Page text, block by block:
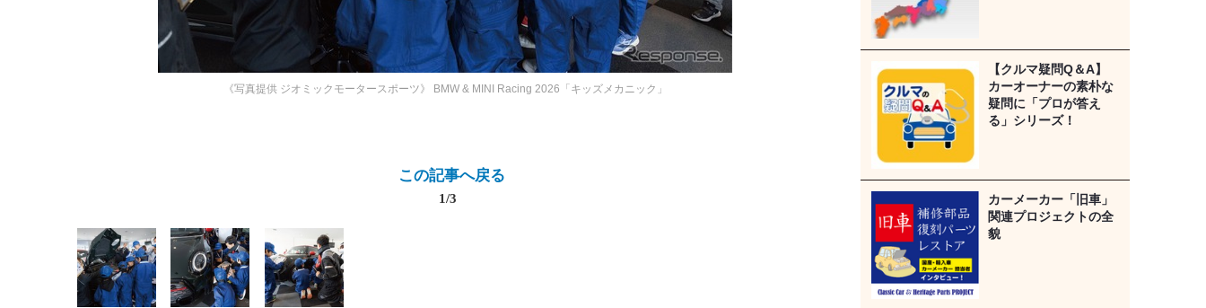
《写真提供 ジオミックモータースポーツ》 BMW & MINI Racing 2026「キッズメカニック」
この記事へ戻る
1/3
【クルマ疑問Q＆A】
カーオーナーの素朴な
疑問に「プロが答え
る」シリーズ！
カーメーカー「旧車」
関連プロジェクトの全
貌